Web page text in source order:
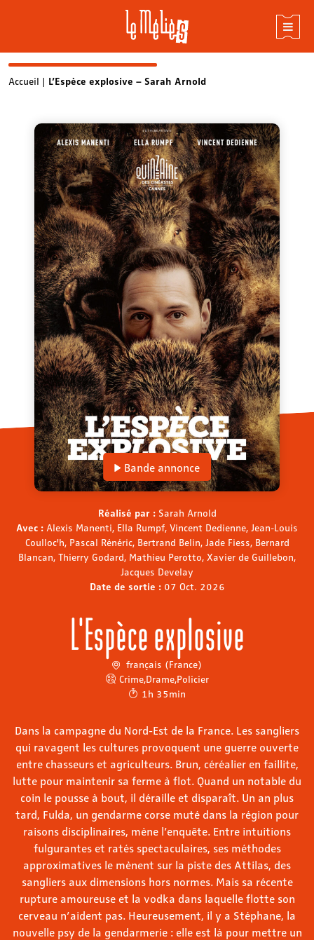
SkipAccueil | L’Espèce explosive – Sarah Arnold
Bande annonce
Réalisé par : Sarah Arnold
Avec : Alexis Manenti, Ella Rumpf, Vincent Dedienne, Jean-Louis
Coulloc'h, Pascal Rénéric, Bertrand Belin, Jade Fiess, Bernard
Blancan, Thierry Godard, Mathieu Perotto, Xavier de Guillebon,
Jacques Develay
Date de sortie : 07 Oct. 2026
L'Espèce explosive
français (France)
Crime,Drame,Policier
1h 35min
Dans la campagne du Nord-Est de la France. Les sangliers
qui ravagent les cultures provoquent une guerre ouverte
entre chasseurs et agriculteurs. Brun, céréalier en faillite,
lutte pour maintenir sa ferme à flot. Quand un notable du
coin le pousse à bout, il déraille et disparaît. Un an plus
tard, Fulda, un gendarme corse muté dans la région pour
raisons disciplinaires, mène l’enquête. Entre intuitions
fulgurantes et ratés spectaculaires, ses méthodes
approximatives le mènent sur la piste des Attilas, des
sangliers aux dimensions hors normes. Mais sa récente
rupture amoureuse et la vodka dans laquelle flotte son
cerveau n’aident pas. Heureusement, il y a Stéphane, la
nouvelle psy de la gendarmerie : elle est là pour mettre un